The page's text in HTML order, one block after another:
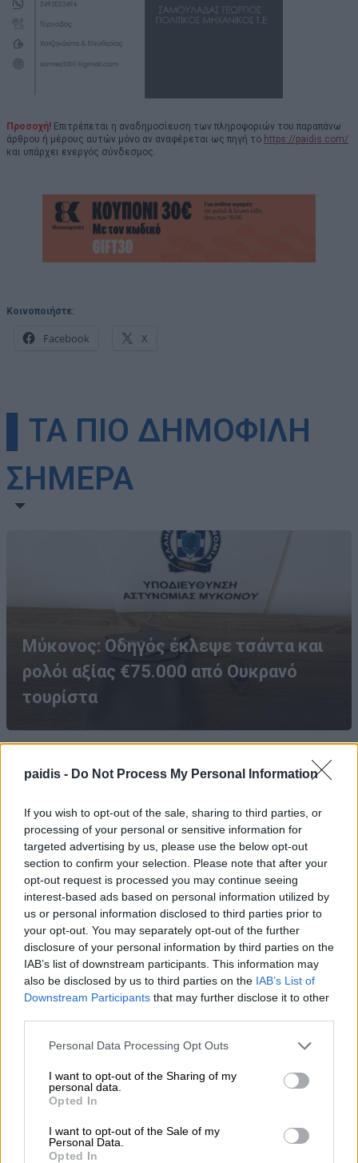
paidis - Do Not Process My Personal Information
If you wish to opt-out of the sale, sharing to third parties, or
processing of your personal or sensitive information for
targeted advertising by us, please use the below opt-out
section to confirm your selection. Please note that after your
opt-out request is processed you may continue seeing
interest-based ads based on personal information utilized by
us or personal information disclosed to third parties prior to
your opt-out. You may separately opt-out of the further
disclosure of your personal information by third parties on the
IAB’s list of downstream participants. This information may
also be disclosed by us to third parties on the IAB’s List of
Downstream Participants that may further disclose it to other
Personal Data Processing Opt Outs
I want to opt-out of the Sharing of my
personal data.
Opted In
I want to opt-out of the Sale of my
Personal Data.
Opted In
Προσοχή! Επιτρέπεται η αναδημοσίευση των πληροφοριών του παραπάνω
άρθρου ή μέρους αυτών μόνο αν αναφέρεται ως πηγή το https://paidis.com/
και υπάρχει ενεργός σύνδεσμος.
Κοινοποιήστε:
Facebook X
▌ΤΑ ΠΙΟ ΔΗΜΟΦΙΛΗ
ΣΗΜΕΡΑ
Μύκονος: Οδηγός έκλεψε τσάντα και
ρολόι αξίας €75.000 από Ουκρανό
τουρίστα
Σύγκρουση 2 αυτοκινήτων στον Τύρναβο
Σοκ στον Μυστρά: Το μακάβριο μυστικό που
έκρυβε ο 55χρονος στον καταψύκτη και τα
ψέματα που αποκάλυψαν τη φρίκη